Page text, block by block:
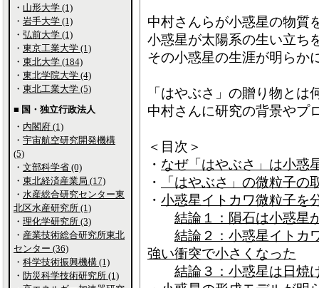
中村さんらが小惑星の物質
小惑星が太陽系の生い立ち
その小惑星の生涯が明らか
「はやぶさ」の贈り物とは
中村さんに研究の背景やプ
＜目次＞
・ なぜ「はやぶさ」は小惑
・
「はやぶさ」の微粒子
・ 小惑星イトカワ微粒子を
結論１：隕石は小惑星
結論２：小惑星イトカ
強い衝突で小さくなった
結論３：小惑星は日焼
・ 山形大学 (1)
・ 岩手大学 (1)
・ 弘前大学 (1)
・ 東京工業大学 (1)
・ 東北大学 (184)
・ 東北学院大学 (4)
・ 東北工業大学 (5)
■ 国・独立行政法人
・ 内閣府 (1)
・ 宇宙航空研究開発機構
(5)
・ 文部科学省 (0)
・ 東北経済産業局 (17)
・ 水産総合研究センター東
北区水産研究所 (1)
・ 理化学研究所 (3)
・ 産業技術総合研究所東北
センター (36)
・ 科学技術振興機構 (1)
・ 防災科学技術研究所 (1)